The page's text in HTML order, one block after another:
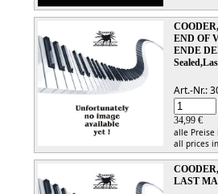
END OF
ENDE
Art.-Nr.:
34,99 €
alle
all prices
LAST